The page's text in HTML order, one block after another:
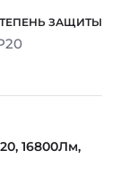
16800Лм,